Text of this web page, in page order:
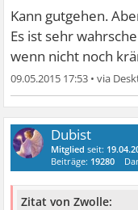
Was Du möchtest
Mach Dich nicht so
Dir selbst am
Ich wünsche Dir
der Abendschein
Kann gutgehen.
Es ist sehr
wenn nicht noch
09.05.2015 17:53 •
Dubist
Mitglied seit:
Beiträge: 19280
Zitat von Zwolle: